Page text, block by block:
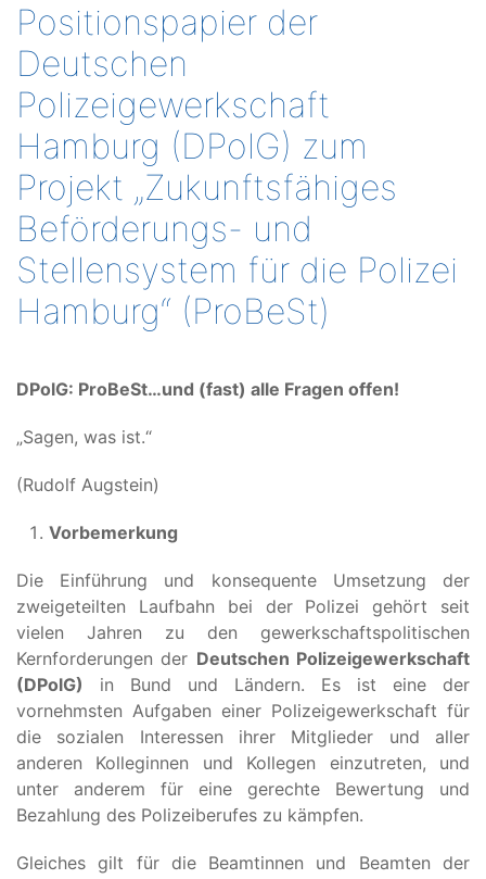
Positionspapier der
Deutschen
Polizeigewerkschaft
Hamburg (DPolG) zum
Projekt „Zukunftsfähiges
Beförderungs- und
Stellensystem für die Polizei
Hamburg“ (ProBeSt)
DPolG: ProBeSt…und (fast) alle Fragen offen!
„Sagen, was ist.“
(Rudolf Augstein)
Vorbemerkung
Die Einführung und konsequente Umsetzung der
zweigeteilten Laufbahn bei der Polizei gehört seit
vielen Jahren zu den gewerkschaftspolitischen
Kernforderungen der Deutschen Polizeigewerkschaft
(DPolG) in Bund und Ländern. Es ist eine der
vornehmsten Aufgaben einer Polizeigewerkschaft für
die sozialen Interessen ihrer Mitglieder und aller
anderen Kolleginnen und Kollegen einzutreten, und
unter anderem für eine gerechte Bewertung und
Bezahlung des Polizeiberufes zu kämpfen.
Gleiches gilt für die Beamtinnen und Beamten der